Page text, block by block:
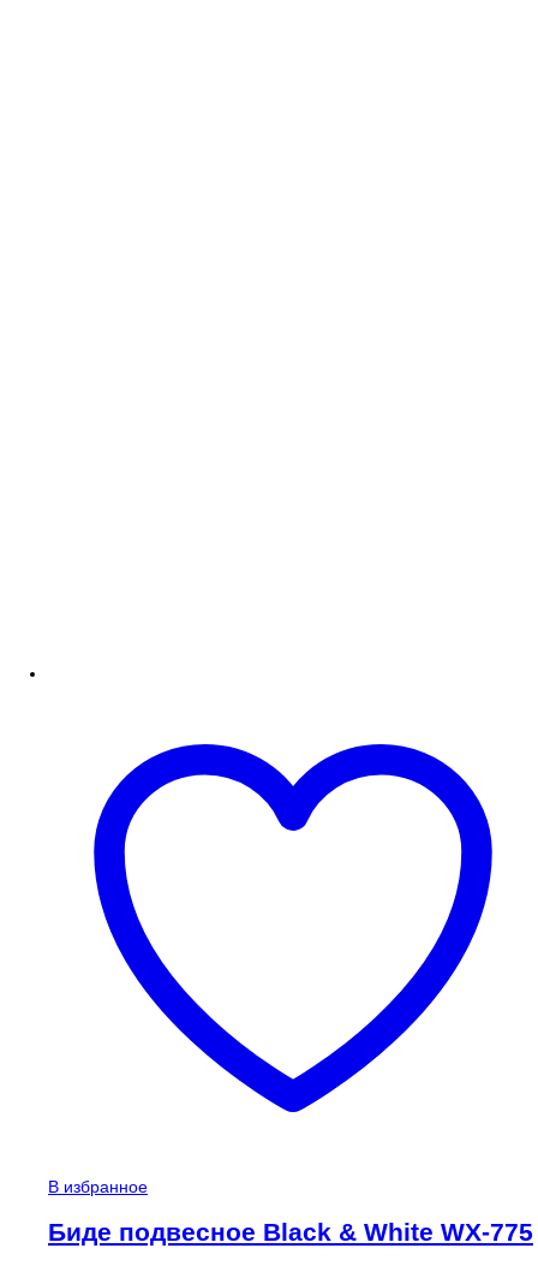
В избранное
Биде подвесное Black & White WX-775